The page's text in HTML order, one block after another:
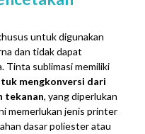
untuk digunakan
dan tidak dapat
Tinta sublimasi memiliki
mengkonversi dari
tekanan, yang diperlukan
memerlukan jenis printer
dasar poliester atau